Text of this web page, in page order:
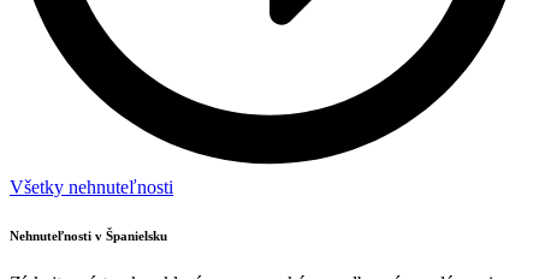
Všetky nehnuteľnosti
Nehnuteľnosti v Španielsku